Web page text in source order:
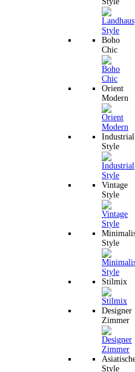
Boho
Chic
Orient
Modern
Industrial
Style
Vintage
Style
Style
Stilmix
Designer
Zimmer
Style